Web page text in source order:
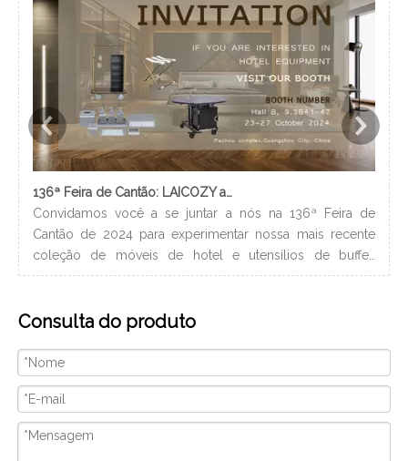
136ª Feira de Cantão: LAICOZY apresenta o futuro dos móveis para hotéis e utensílios de buffet
Convidamos você a se juntar a nós na 136ª Feira de
Cantão de 2024 para experimentar nossa mais recente
coleção de móveis de hotel e utensílios de buffet.
Estamos ansiosos para nos conectar com profissionais da
nossa paixão por artesanato de qualidade e design
Consulta do produto